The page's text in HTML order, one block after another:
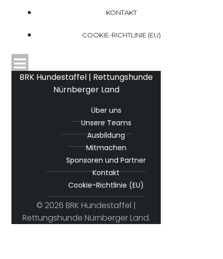
KONTAKT
COOKIE-RICHTLINIE (EU)
BRK Hundestaffel | Rettungshunde
Nürnberger Land
Über uns
Unsere Teams
Ausbildung
Mitmachen
Sponsoren und Partner
Kontakt
Cookie-Richtlinie (EU)
© 2026 BRK Hundestaffel |
Rettungshunde Nürnberger Land.